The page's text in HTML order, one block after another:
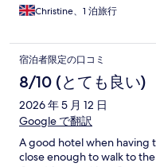
Christine、1 泊旅行
宿泊者限定の口コミ
8/10 (とても良い)
2026 年 5 月 12 日
Google で翻訳
A good hotel when having
close enough to walk to